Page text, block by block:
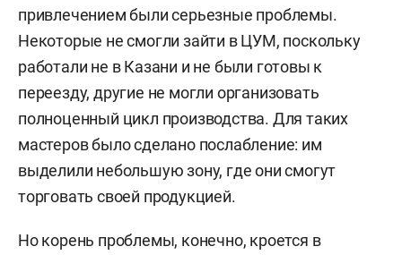
привлечением были серьезные проблемы.
Некоторые не смогли зайти в ЦУМ, поскольку
работали не в Казани и не были готовы к
переезду, другие не могли организовать
полноценный цикл производства. Для таких
мастеров было сделано послабление: им
выделили небольшую зону, где они смогут
торговать своей продукцией.
Но корень проблемы, конечно, кроется в